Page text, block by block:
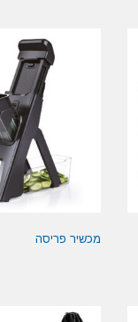
מכשיר פריסה